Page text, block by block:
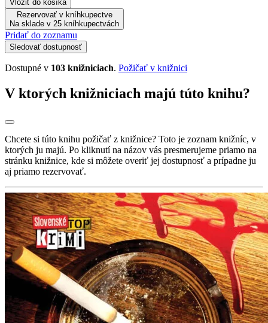
Vložiť do košíka
Rezervovať v kníhkupectve
Na sklade v 25 kníhkupectvách
Pridať do zoznamu
Sledovať dostupnosť
Dostupné v 103 knižniciach. Požičať v knižnici
V ktorých knižniciach majú túto knihu?
Chcete si túto knihu požičať z knižnice? Toto je zoznam knižníc, v
ktorých ju majú. Po kliknutí na názov vás presmerujeme priamo na
stránku knižnice, kde si môžete overiť jej dostupnosť a prípadne ju
aj priamo rezervovať.